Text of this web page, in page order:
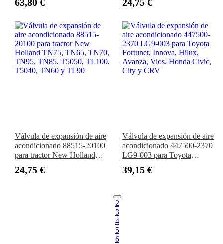
telescópicas Farmlift 632, 635,
63,80 €
MT875, DT275, RT110,
24,75 €
Válvula de expansión de aire
acondicionado 88515-20100
para tractor New Holland
TN85, T5050, TL100, T5040,
24,75 €
Válvula de expansión de aire
acondicionado 447500-2370
LG9-003 para Toyota
Avanza, Vios, Honda Civic,
39,15 €
2
3
4
5
6